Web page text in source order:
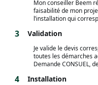
Mon conseiller Beem
faisabilité de mon
l’installation qui
3 Validation
Je valide le devis
toutes les démarches
Demande CONSUEL,
4 Installation